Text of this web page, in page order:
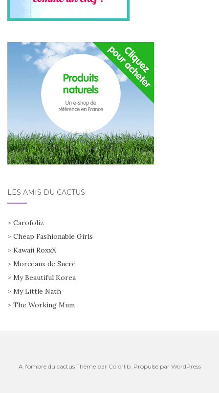
LES AMIS DU CACTUS
> Carofoliz
> Cheap Fashionable Girls
> Kawaii RoxxX
> Morceaux de Sucre
> My Beautiful Korea
> My Little Nath
> The Working Mum
A l'ombre du cactus Thème par Colorlib. Propulsé par WordPress